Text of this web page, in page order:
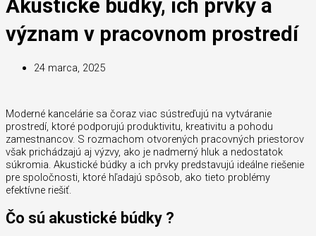
Akustické búdky, ich prvky a
význam v pracovnom prostredí
24 marca, 2025
Moderné kancelárie sa čoraz viac sústreďujú na vytváranie
prostredí, ktoré podporujú produktivitu, kreativitu a pohodu
zamestnancov. S rozmachom otvorených pracovných priestorov
však prichádzajú aj výzvy, ako je nadmerný hluk a nedostatok
súkromia. Akustické búdky a ich prvky predstavujú ideálne riešenie
pre spoločnosti, ktoré hľadajú spôsob, ako tieto problémy
efektívne riešiť.
Čo sú akustické búdky ?